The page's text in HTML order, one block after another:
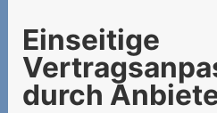
Einseitige
durch
Neue